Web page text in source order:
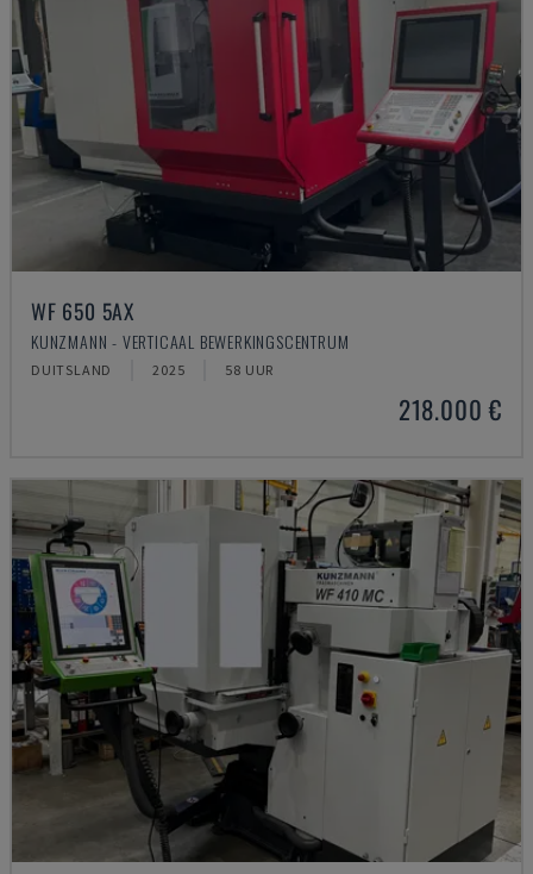
WF 650 5AX
KUNZMANN - VERTICAAL BEWERKINGSCENTRUM
DUITSLAND 2025 58 UUR
218.000 €